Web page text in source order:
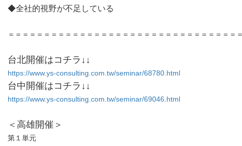
◆全社的視野が不足している
＝＝＝＝＝＝＝＝＝＝＝＝＝＝＝＝＝＝＝＝＝＝＝＝＝＝＝＝＝＝＝＝
台北開催はコチラ↓↓
https://www.ys-consulting.com.tw/seminar/68780.html
台中開催はコチラ↓↓
https://www.ys-consulting.com.tw/seminar/69046.html
＜高雄開催＞
第１単元